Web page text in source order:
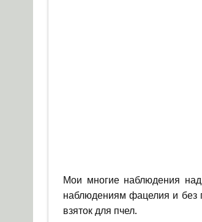
Мои многие наблюдения
наблюдениям фацелия и без
взяток для пчел.